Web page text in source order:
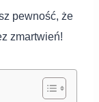
pewność, że
zmartwień!